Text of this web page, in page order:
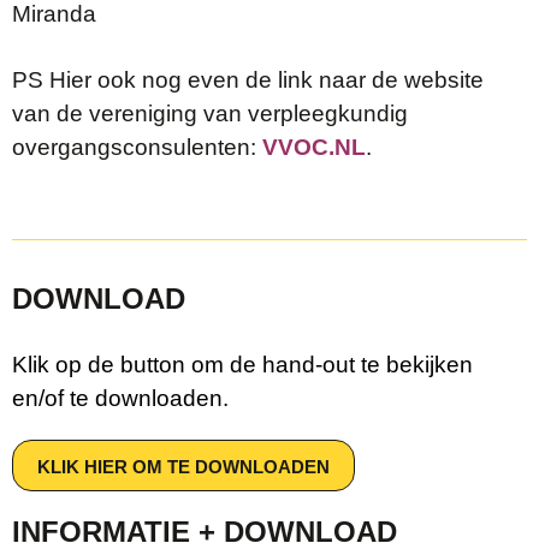
Miranda
PS Hier ook nog even de link naar de website
van de vereniging van verpleegkundig
overgangsconsulenten: VVOC.NL.
DOWNLOAD
Klik op de button om de hand-out te bekijken
en/of te downloaden.
KLIK HIER OM TE DOWNLOADEN
INFORMATIE + DOWNLOAD